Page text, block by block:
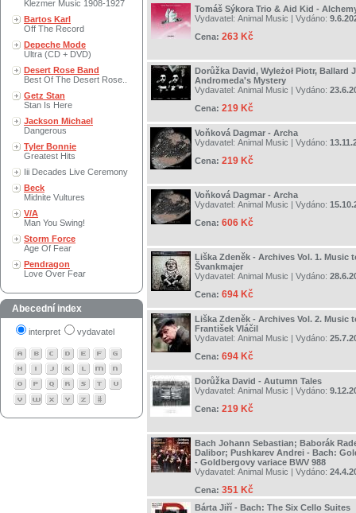
Klezmer Music 1908-1927
Bartos Karl
Off The Record
Depeche Mode
Ultra (CD + DVD)
Desert Rose Band
Best Of The Desert Rose..
Getz Stan
Stan Is Here
Jackson Michael
Dangerous
Tyler Bonnie
Greatest Hits
Iii Decades Live Ceremony
Beck
Midnite Vultures
V/A
Man You Swing!
Storm Force
Age Of Fear
Pendragon
Love Over Fear
Abecední index
interpret vydavatel
Tomáš Sýkora Trio & Aid Kid -
Vydavatel: Animal Music | Vydáno:
Cena: 263 Kč
Dorůžka David, Wyleżoł Piotr, Ballard
Andromeda's Mystery
Vydavatel: Animal Music | Vydáno:
Cena: 219 Kč
Voňková Dagmar - Archa
Vydavatel: Animal Music | Vydáno:
Cena: 219 Kč
Voňková Dagmar - Archa
Vydavatel: Animal Music | Vydáno:
Cena: 606 Kč
Liška Zdeněk - Archives Vol. 1. Music
Švankmajer
Vydavatel: Animal Music | Vydáno:
Cena: 694 Kč
Liška Zdeněk - Archives Vol. 2. Music
František Vláčil
Vydavatel: Animal Music | Vydáno:
Cena: 694 Kč
Dorůžka David - Autumn Tales
Vydavatel: Animal Music | Vydáno:
Cena: 219 Kč
Bach Johann Sebastian; Baborák
Dalibor; Pushkarev Andrei - Bach:
- Goldbergovy variace BWV 988
Vydavatel: Animal Music | Vydáno:
Cena: 351 Kč
Bárta Jiří - Bach: The Six Cello Suites